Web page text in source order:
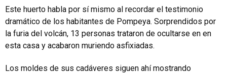
Este huerto habla por sí mismo al recordar el testimonio
dramático de los habitantes de Pompeya. Sorprendidos por
la furia del volcán, 13 personas trataron de ocultarse en en
esta casa y acabaron muriendo asfixiadas.
Los moldes de sus cadáveres siguen ahí mostrando